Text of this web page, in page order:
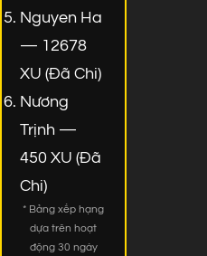
Nguyen Ha
— 12678
XU (Đã Chi)
Nương
Trịnh —
450 XU (Đã
Chi)
* Bảng xếp hạng
dựa trên hoạt
động 30 ngày